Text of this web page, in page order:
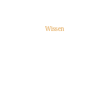
Wissen